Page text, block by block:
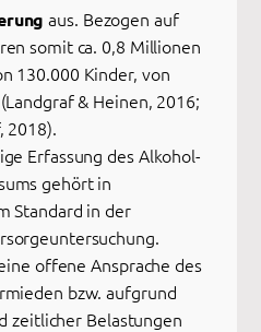
aus. Bezogen auf
somit ca. 0,8 Millionen
130.000 Kinder, von
& Heinen, 2016;
2018).
Erfassung des Alkohol-
gehört in
Standard in der
offene Ansprache des
bzw. aufgrund
zeitlicher Belastungen